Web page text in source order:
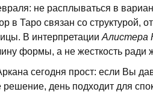
не расплываться в
в Таро связан со структурой,
В интерпретации Алистера
формы, а не жесткость ради
сегодня прост: если Вы
день подходит для